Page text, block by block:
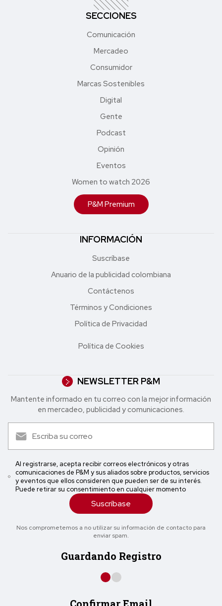
SECCIONES
Comunicación
Mercadeo
Consumidor
Marcas Sostenibles
Digital
Gente
Podcast
Opinión
Eventos
Women to watch 2026
P&M Premium
INFORMACIÓN
Suscríbase
Anuario de la publicidad colombiana
Contáctenos
Términos y Condiciones
Política de Privacidad
Política de Cookies
NEWSLETTER P&M
Mantente informado en tu correo con la mejor in formación
en mercadeo, publicidad y comunicaciones.
Al registrarse, acepta recibir correos electrónicos y otras
comunicaciones de P&M y sus aliados sobre productos, servicios
y eventos que ellos consideren que pueden ser de su interés.
Puede retirar su consentimiento en cualquier momento
Suscríbase
Nos comprometemos a no utilizar su información de contacto para
enviar spam.
Guardando Registro
Confirmar Email